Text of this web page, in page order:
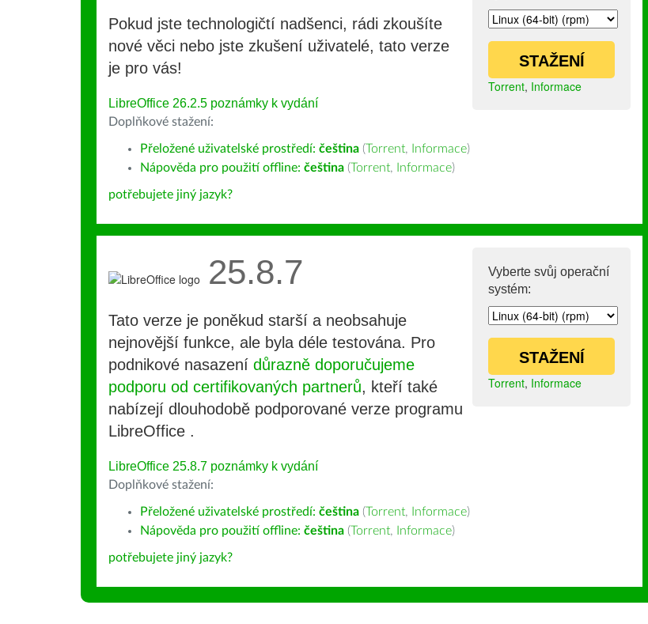
STAŽENÍ
Torrent, Informace
Pokud jste technologičtí nadšenci, rádi zkoušíte
nové věci nebo jste zkušení uživatelé, tato verze
je pro vás!
LibreOffice 26.2.5 poznámky k vydání
Doplňkové stažení:
Přeložené uživatelské prostředí: čeština (Torrent, Informace)
Nápověda pro použití offline: čeština (Torrent, Informace)
potřebujete jiný jazyk?
Vyberte svůj operační
systém:
STAŽENÍ
Torrent, Informace
25.8.7
Tato verze je poněkud starší a neobsahuje
nejnovější funkce, ale byla déle testována. Pro
podnikové nasazení důrazně doporučujeme
podporu od certifikovaných partnerů, kteří také
nabízejí dlouhodobě podporované verze programu
LibreOffice .
LibreOffice 25.8.7 poznámky k vydání
Doplňkové stažení:
Přeložené uživatelské prostředí: čeština (Torrent, Informace)
Nápověda pro použití offline: čeština (Torrent, Informace)
potřebujete jiný jazyk?